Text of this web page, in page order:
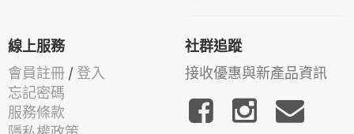
線上服務
會員註冊 / 登入
忘記密碼
服務條款
社群追蹤
接收優惠與新產品資訊